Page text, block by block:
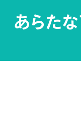
あらた